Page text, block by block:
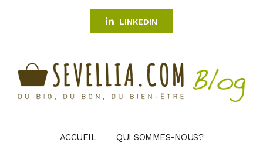
LINKEDIN
ACCUEIL QUI SOMMES-NOUS?